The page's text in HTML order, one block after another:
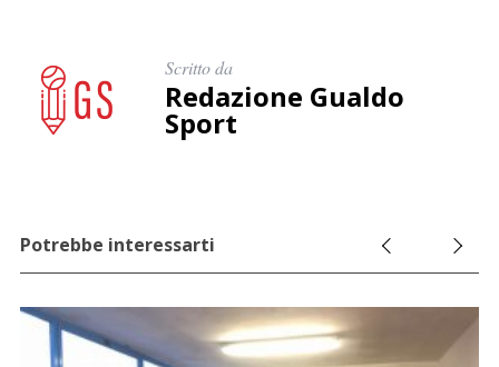
Scritto da
Redazione Gualdo
Sport
Potrebbe interessarti